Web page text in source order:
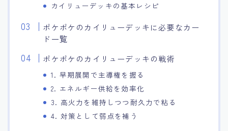
カイリューデッキの基本レシピ
ポケポケのカイリューデッキに必要なカー
ド一覧
ポケポケのカイリューデッキの戦術
1. 早期展開で主導権を握る
2. エネルギー供給を効率化
3. 高火力を維持しつつ耐久力で粘る
4. 対策として弱点を補う